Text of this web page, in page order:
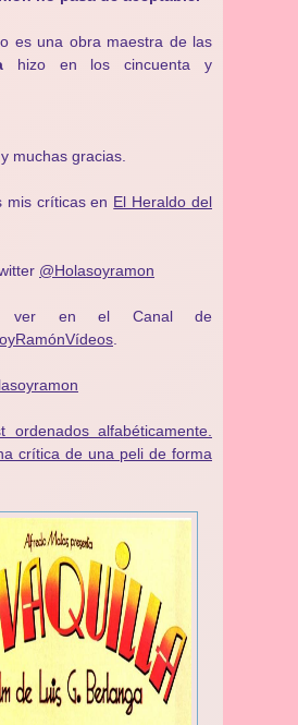
es una obra maestra de las
hizo en los cincuenta y
muchas gracias.
mis críticas en El Heraldo del
@Holasoyramon
ver en el Canal de
ordenados alfabéticamente.
crítica de una peli de forma